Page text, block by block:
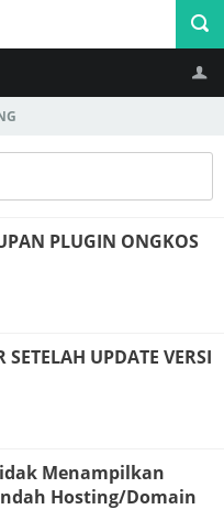
PLUGIN ONGKOS
UPDATE VERSI
Menampilkan
Hosting/Domain